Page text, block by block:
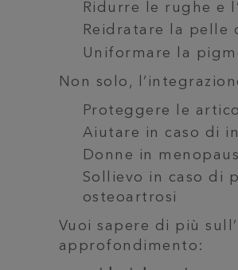
Ridurre le rughe e
Reidratare la
Uniformare la
Non solo,
Proteggere le
Aiutare in caso di
Donne in
Sollievo in caso di
osteoartrosi
Vuoi sapere di più sull’
approfondimento: